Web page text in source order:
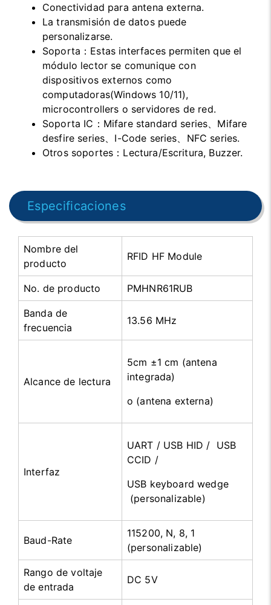
Conectividad para antena externa.
La transmisión de datos puede
personalizarse.
Soporta：Estas interfaces permiten que el
módulo lector se comunique con
dispositivos externos como
computadoras(Windows 10/11),
microcontrollers o servidores de red.
Soporta IC：Mifare standard series、Mifare
desfire series、I-Code series、NFC series.
Otros soportes：Lectura/Escritura, Buzzer.
Especificaciones
Nombre del
producto
RFID HF Module
No. de producto PMHNR61RUB
Banda de
frecuencia
13.56 MHz
Alcance de lectura
5cm ±1 cm (antena
integrada)
o (antena externa)
Interfaz
UART / USB HID / USB
CCID /
USB keyboard wedge
(personalizable)
Baud-Rate
115200, N, 8, 1
(personalizable)
Rango de voltaje
de entrada
DC 5V